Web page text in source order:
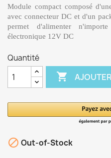
Module compact composé
avec connecteur DC et d'un
permet d'alimenter
électronique 12V DC
Quantité

 Out-of-Stock